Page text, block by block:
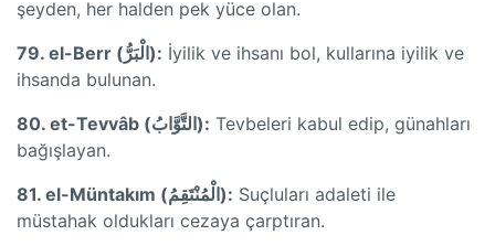
şeyden, her halden pek yüce olan.
79. el-Berr (الْبَرُّ): İyilik ve ihsanı bol, kullarına iyilik ve
ihsanda bulunan.
80. et-Tevvâb (التَّوَّابُ): Tevbeleri kabul edip, günahları
bağışlayan.
81. el-Müntakım (الْمُنْتَقِمُ): Suçluları adaleti ile
müstahak oldukları cezaya çarptıran.